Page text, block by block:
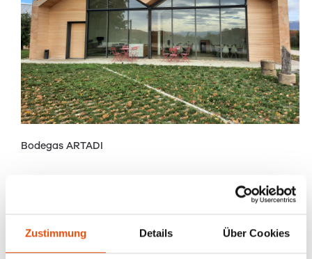
Zustimmung Details Über Cookies
Bodegas ARTADI
+